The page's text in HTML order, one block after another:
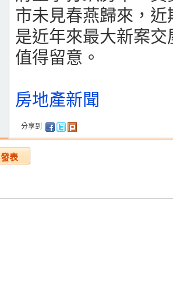
市未見春燕歸來，
是近年來最大新案
值得留意。
房地產新聞
分享到
發表